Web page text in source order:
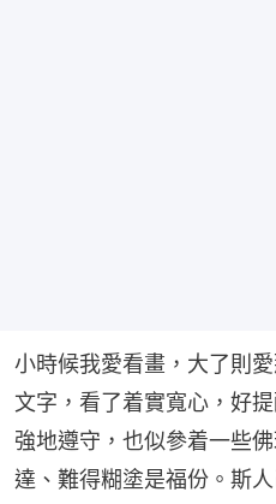
小時候我愛看畫，大了則
文字，看了着實寬心，好
強地遵守，也似參着一些
達、難得糊塗是福份。斯